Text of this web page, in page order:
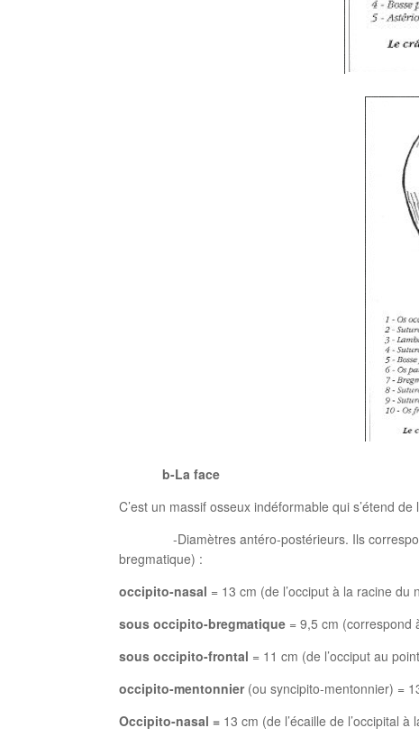
b-La face
C’est un massif osseux indéformable qui s’étend
-Diamètres antéro-postérieurs. Ils
bregmatique) :
occipito-nasal = 13 cm (de l’occiput à la racine
sous occipito-bregmatique = 9,5 cm (correspond
sous occipito-frontal = 11 cm (de l’occiput au
occipito-mentonnier(ou syncipito-mentonnier) =
Occipito-nasal = 13 cm (de l’écaille de l’occipital à